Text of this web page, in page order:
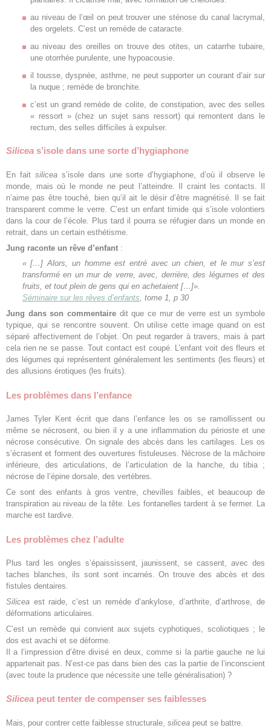
au niveau de l’œil on peut trouver une sténose du canal lacrymal,
des orgelets. C’est un remède de cataracte.
au niveau des oreilles on trouve des otites, un catarrhe tubaire,
une otorrhée purulente, une hypoacousie.
il tousse, dyspnée, asthme, ne peut supporter un courant d’air sur
la nuque ; remède de bronchite.
c’est un grand remède de colite, de constipation, avec des selles
« ressort » (chez un sujet sans ressort) qui remontent dans le
rectum, des selles difficiles à expulser.
Silicea s’isole dans une sorte d’hygiaphone
En faitsiliceas’isole dans une sorte d’hygiaphone, d’où il observe le
monde, mais où le monde ne peut l’atteindre. Il craint les contacts. Il
n’aime pas être touché, bien qu’il ait le désir d’être magnétisé. Il se fait
transparent comme le verre. C’est un enfant timide qui s’isole volontiers
dans la cour de l’école. Plus tard il pourra se réfugier dans un monde en
retrait, dans un certain esthétisme.
Jung raconte un rêve d’enfant :
« […] Alors, un homme est entré avec un chien, et le mur s’est
transformé en un mur de verre, avec, derrière, des légumes et des
fruits, et tout plein de gens qui en achetaient […]».
Séminaire sur les rêves d’enfants, tome 1, p 30
Jung dans son commentaire dit que ce mur de verre est un symbole
typique, qui se rencontre souvent. On utilise cette image quand on est
séparé affectivement de l’objet. On peut regarder à travers, mais à part
cela rien ne se passe. Tout contact est coupé. L’enfant voit des fleurs et
des légumes qui représentent généralement les sentiments (les fleurs) et
des allusions érotiques (les fruits).
Les problèmes dans l’enfance
James Tyler Kent écrit que dans l’enfance les os se ramollissent ou
même se nécrosent, ou bien il y a une inflammation du périoste et une
nécrose consécutive. On signale des abcès dans les cartilages. Les os
s’écrasent et forment des ouvertures fistuleuses. Nécrose de la mâchoire
inférieure, des articulations, de l’articulation de la hanche, du tibia ;
nécrose de l’épine dorsale, des vertèbres.
Ce sont des enfants à gros ventre, chevilles faibles, et beaucoup de
transpiration au niveau de la tête. Les fontanelles tardent à se fermer. La
marche est tardive.
Les problèmes chez l’adulte
Plus tard les ongles s’épaississent, jaunissent, se cassent, avec des
taches blanches, ils sont sont incarnés. On trouve des abcès et des
fistules dentaires.
Silicea est raide, c’est un remède d’ankylose, d’arthrite, d’arthrose, de
déformations articulaires.
C’est un remède qui convient aux sujets cyphotiques, scoliotiques ; le
dos est avachi et se déforme.
Il a l’impression d’être divisé en deux, comme si la partie gauche ne lui
appartenait pas. N’est-ce pas dans bien des cas la partie de l’inconscient
(avec toute la prudence que nécessite une telle généralisation) ?
Silicea peut tenter de compenser ses faiblesses
Mais, pour contrer cette faiblesse structurale, silicea peut se battre.